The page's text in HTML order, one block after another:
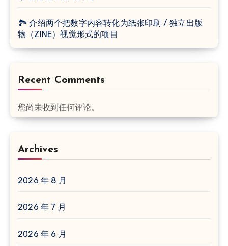
🏞 介绍两个把数字内容转化为纸张印刷 / 独立出版
物（ZINE）视觉形式的项目
Recent Comments
您尚未收到任何评论。
Archives
2026 年 8 月
2026 年 7 月
2026 年 6 月